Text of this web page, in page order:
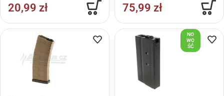
20,99 zł 75,99 zł
NO
WO
ŚĆ